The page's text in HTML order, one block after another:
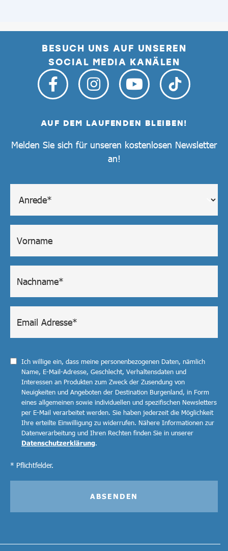
BESUCH UNS AUF UNSEREN
SOCIAL MEDIA KANÄLEN
AUF DEM LAUFENDEN BLEIBEN!
Melden Sie sich für unseren kostenlosen Newsletter
an!
Ich willige ein, dass meine personenbezogenen Daten, nämlich
Name, E-Mail-Adresse, Geschlecht, Verhaltensdaten und
Interessen an Produkten zum Zweck der Zusendung von
Neuigkeiten und Angeboten der Destination Burgenland, in Form
eines allgemeinen sowie individuellen und spezifischen Newsletters
per E-Mail verarbeitet werden. Sie haben jederzeit die Möglichkeit
Ihre erteilte Einwilligung zu widerrufen. Nähere Informationen zur
Datenverarbeitung und Ihren Rechten finden Sie in unserer
Datenschutzerklärung.
* Pflichtfelder.
ABSENDEN